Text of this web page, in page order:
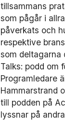
tillsammans
som pågår i
påverkats och
respektive
som deltagarna
Talks: podd om
Programledare
Hammarstrand
till podden på
lyssnar på